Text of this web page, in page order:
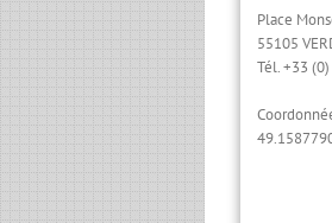
Place
55105
Tél. +33